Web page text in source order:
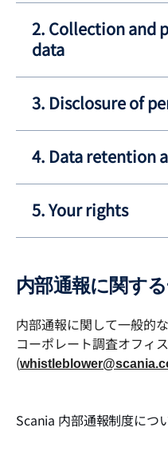
2. Collection and
data
3. Disclosure of
4. Data retention
5. Your rights
内部通報に関す
内部通報に関して一般的
コーポレート調査オフィス
(
Scania 内部通報制度につ